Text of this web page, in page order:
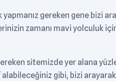
gereken gene
zamanı mavi yolculuk
sitemizde yer alana
gibi, bizi arayarak